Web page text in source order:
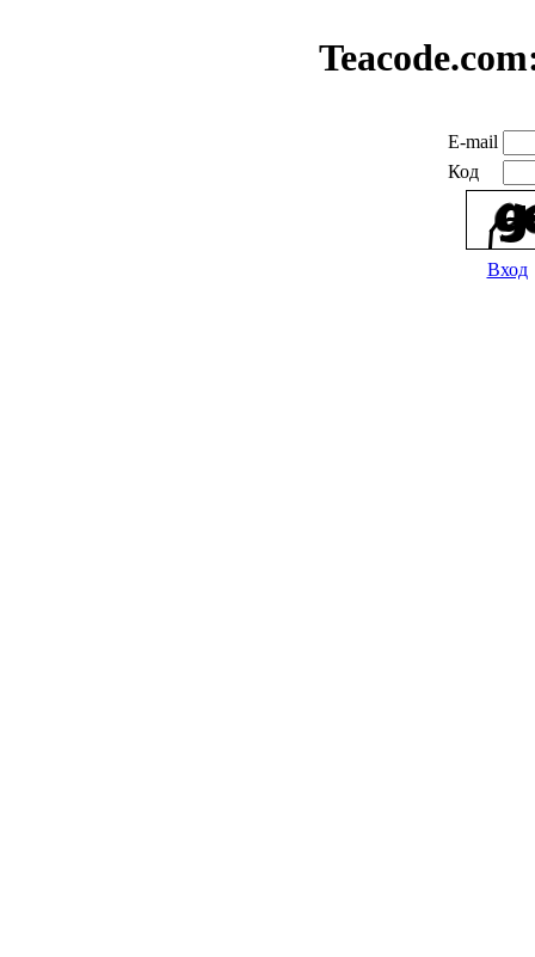
E-mail
Код
Вход